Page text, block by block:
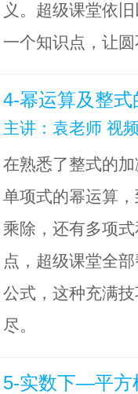
义。超级课堂依
一个知识点，让
4-幂运算及整式
主讲：袁老师 视
在熟悉了整式的
单项式的幂运算
乘除，还有多项
点，超级课堂全
公式，这种充满
尽。
5-实数下—平方